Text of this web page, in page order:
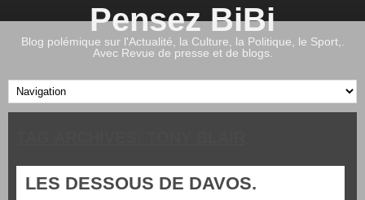
Pensez BiBi
Blog polémique sur l'Actualité, la Culture, la Politique, le Sport,.
Avec Revue de presse et de blogs.
LES DESSOUS DE DAVOS.